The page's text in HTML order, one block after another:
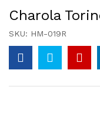
Charola
SKU: HM-019R